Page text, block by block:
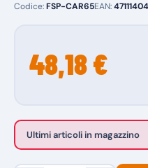
Codice:FSP-CAR65EAN:
48,18 €
Ultimi articoli in magazzino